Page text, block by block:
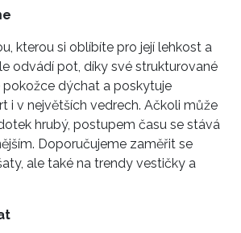
kterou si oblíbíte pro její lehkost a
odvádí pot, díky své strukturované
pokožce dýchat a poskytuje
i v největších vedrech. Ačkoli může
hrubý, postupem času se stává
Doporučujeme zaměřit se
ale také na trendy vestičky a